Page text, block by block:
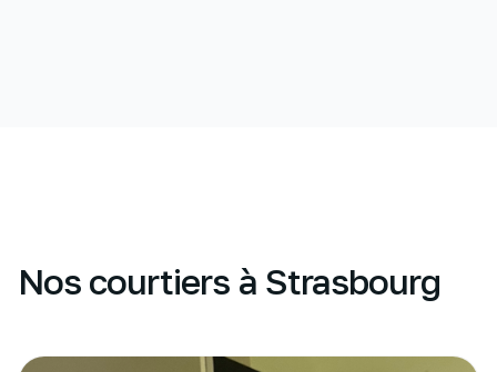
Nos courtiers à Strasbourg